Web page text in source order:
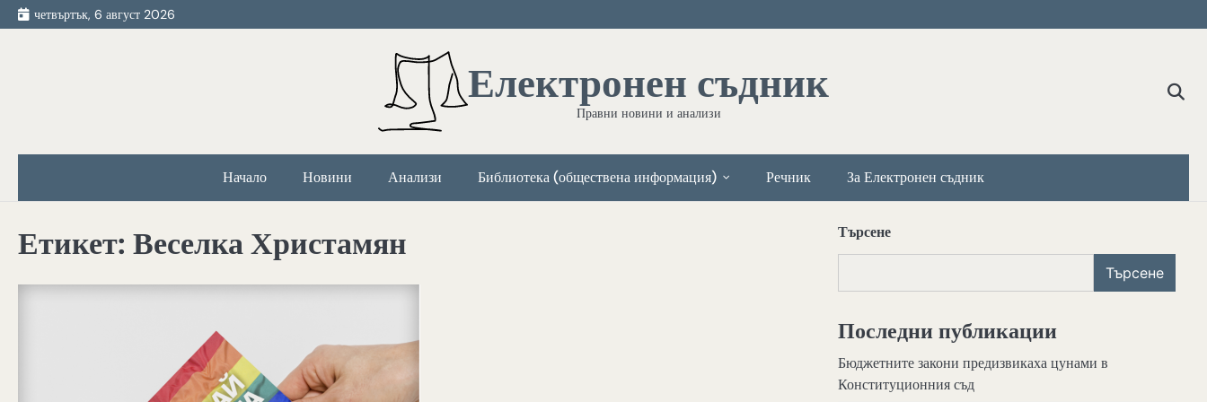
Skip
to
четвъртък, 6 август 2026
Електронен съдник
Правни новини и анализи
Начало Новини Анализи Библиотека (обществена информация) Речник За Електронен съдник
Етикет: Веселка Христамян Търсене
Търсене
Последни публикации
Бюджетните закони предизвикаха цунами в
Конституционния съд